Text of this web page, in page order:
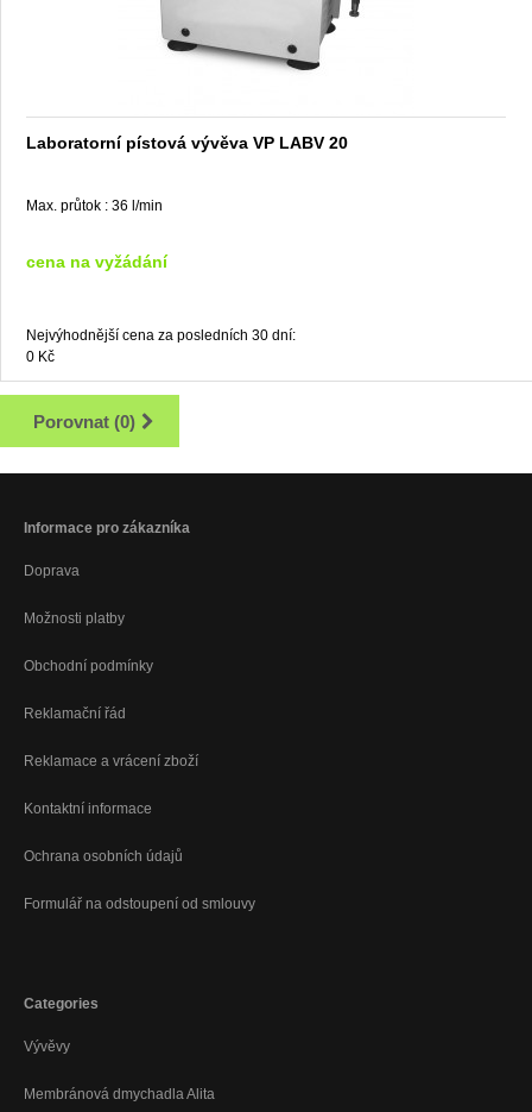
Laboratorní pístová vývěva VP LABV 20
Max. průtok : 36 l/min
cena na vyžádání
Nejvýhodnější cena za posledních 30 dní:
0 Kč
Porovnat (0)
Informace pro zákazníka
Doprava
Možnosti platby
Obchodní podmínky
Reklamační řád
Reklamace a vrácení zboží
Kontaktní informace
Ochrana osobních údajů
Formulář na odstoupení od smlouvy
Categories
Vývěvy
Membránová dmychadla Alita